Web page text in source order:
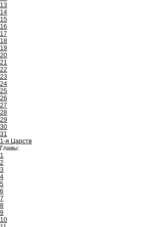
13
14
15
16
17
18
19
20
21
22
23
24
25
26
27
28
29
30
31
1-я Царств
Главы:
1
2
3
4
5
6
7
8
9
10